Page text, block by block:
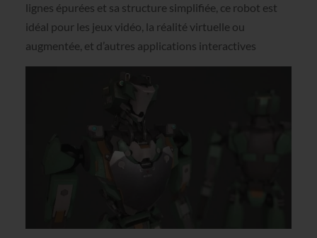
lignes épurées et sa structure simplifiée, ce robot est
idéal pour les jeux vidéo, la réalité virtuelle ou
augmentée, et d’autres applications interactives